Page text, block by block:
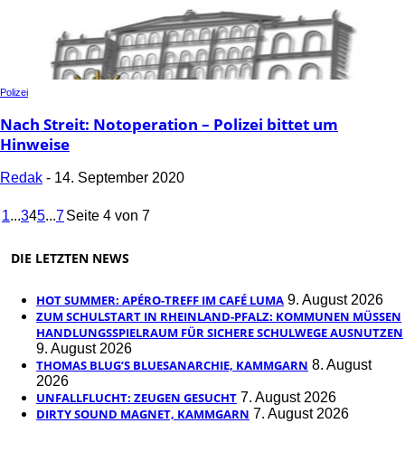
Polizei
Nach Streit: Notoperation – Polizei bittet um
Hinweise
Redak - 14. September 2020
1...345...7Seite 4 von 7
DIE LETZTEN NEWS
HOT SUMMER: APÉRO-TREFF IM CAFÉ LUMA 9. August 2026
ZUM SCHULSTART IN RHEINLAND-PFALZ: KOMMUNEN MÜSSEN
HANDLUNGSSPIELRAUM FÜR SICHERE SCHULWEGE AUSNUTZEN
9. August 2026
THOMAS BLUG’S BLUESANARCHIE, KAMMGARN 8. August
2026
UNFALLFLUCHT: ZEUGEN GESUCHT 7. August 2026
DIRTY SOUND MAGNET, KAMMGARN 7. August 2026